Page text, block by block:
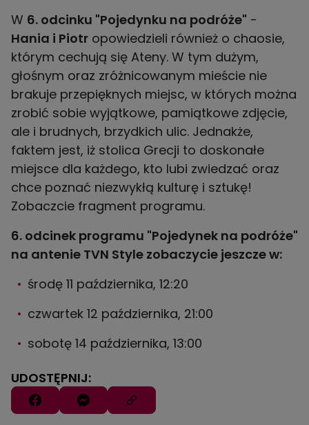
W 6. odcinku "Pojedynku na podróże" -
Hania i Piotr opowiedzieli również o chaosie,
którym cechują się Ateny. W tym dużym,
głośnym oraz zróżnicowanym mieście nie
brakuje przepięknych miejsc, w których można
zrobić sobie wyjątkowe, pamiątkowe zdjęcie,
ale i brudnych, brzydkich ulic. Jednakże,
faktem jest, iż stolica Grecji to doskonałe
miejsce dla każdego, kto lubi zwiedzać oraz
chce poznać niezwykłą kulturę i sztukę!
Zobaczcie fragment programu.
6. odcinek programu "Pojedynek na podróże"
na antenie TVN Style zobaczycie jeszcze w:
środę 11 października, 12:20
czwartek 12 października, 21:00
sobotę 14 października, 13:00
UDOSTĘPNIJ: